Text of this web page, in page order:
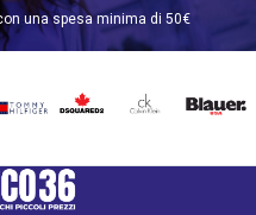
una spesa minima di 50€
DSQUARED2
CALVIN BLAUER